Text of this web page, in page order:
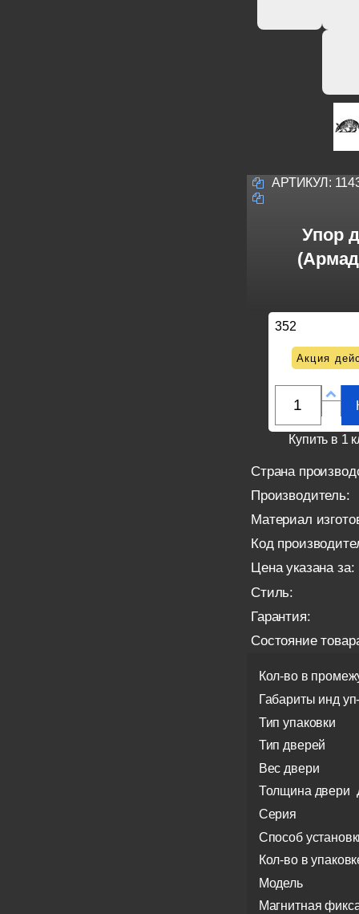
АРТИКУЛ:
Упор
352
Акция
Купить в 1
Страна
Производитель:
Материал
Код
Цена указана за:
Стиль:
Гарантия:
Состояние
Кол-во в
Габариты инд
Тип упаковки
Тип дверей
Вес двери
Толщина двери
Серия
Способ
Кол-во в
Модель
Магнитная